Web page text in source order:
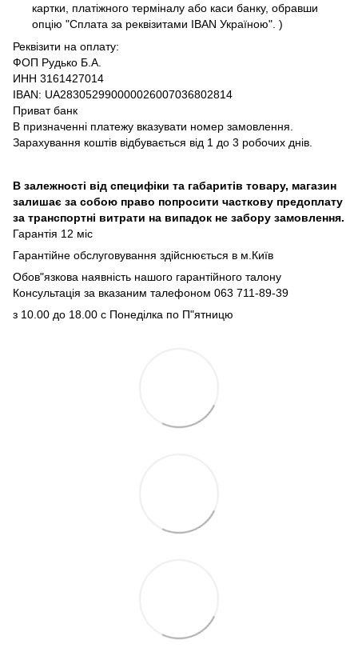
картки, платіжного терміналу або каси банку, обравши
опцію "Сплата за реквізитами IBAN Україною". )
Реквізити на оплату:
ФОП Рудько Б.А.
ИНН 3161427014
IBAN: UA283052990000026007036802814
Приват банк
В призначенні платежу вказувати номер замовлення.
Зарахування коштів відбувається від 1 до 3 робочих днів.
В залежності від специфіки та габаритів товару, магазин
залишає за собою право попросити часткову предоплату
за транспортні витрати на випадок не забору замовлення.
Гарантія 12 міс
Гарантійне обслуговування здійснюється в м.Київ
Обов"язкова наявність нашого гарантійного талону
Консультація за вказаним талефоном 063 711-89-39
з 10.00 до 18.00 с Понеділка по П"ятницю